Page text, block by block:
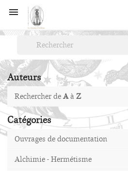

Auteurs
Rechercher deAàZ
Catégories
Ouvrages de documentation
Alchimie - Hermétisme